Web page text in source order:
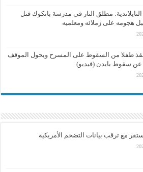
مطلق النار في مدرسة بانكوك قتل
هجومه على زملائه ومعلميه
طفلا من السقوط على المسرح ويحول الموقف
عن سقوط بايدن (فيديو)
مع ترقب بيانات التضخم الأمريكية